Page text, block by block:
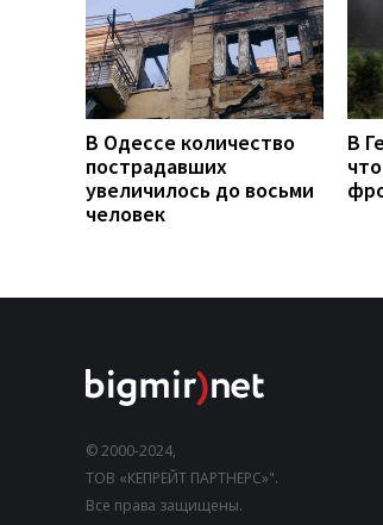
В Одессе количество
пострадавших
увеличилось до восьми
человек
В
© 2000-2024,
ТОВ «КЕПРЕЙТ ПАРТНЕРС»".
Все права защищены.